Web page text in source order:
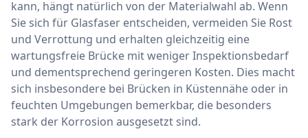
kann, hängt natürlich von der Materialwahl ab. Wenn
Sie sich für Glasfaser entscheiden, vermeiden Sie Rost
und Verrottung und erhalten gleichzeitig eine
wartungsfreie Brücke mit weniger Inspektionsbedarf
und dementsprechend geringeren Kosten. Dies macht
sich insbesondere bei Brücken in Küstennähe oder in
feuchten Umgebungen bemerkbar, die besonders
stark der Korrosion ausgesetzt sind.